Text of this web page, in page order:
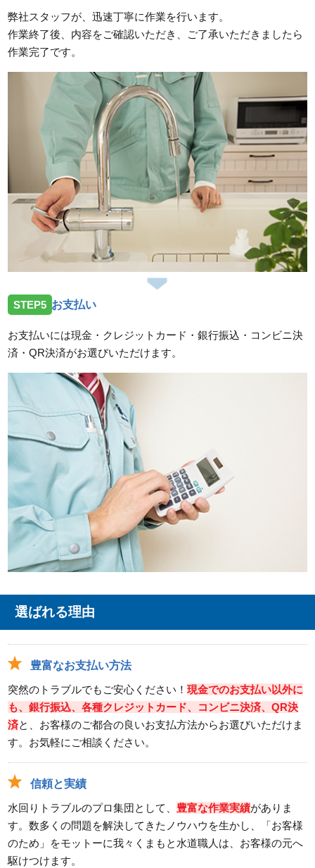
弊社スタッフが、迅速丁寧に作業を行います。
作業終了後、内容をご確認いただき、ご了承いただきましたら
作業完了です。
STEP5 お支払い
お支払いには現金・クレジットカード・銀行振込・コンビニ決
済・QR決済がお選びいただけます。
選ばれる理由
豊富なお支払い方法
突然のトラブルでもご安心ください！現金でのお支払い以外に
も、銀行振込、各種クレジットカード、コンビニ決済、QR決
済と、お客様のご都合の良いお支払方法からお選びいただけま
す。お気軽にご相談ください。
信頼と実績
水回りトラブルのプロ集団として、豊富な作業実績がありま
す。数多くの問題を解決してきたノウハウを生かし、「お客様
のため」をモットーに我々くまもと水道職人は、お客様の元へ
駆けつけます。